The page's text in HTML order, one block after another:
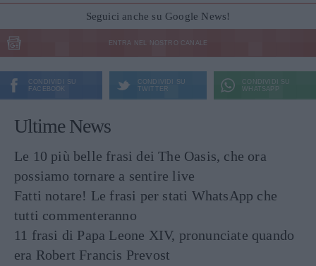
Seguici anche su Google News!
ENTRA NEL NOSTRO CANALE
CONDIVIDI SU
FACEBOOK
CONDIVIDI SU
TWITTER
CONDIVIDI SU
WHATSAPP
Ultime News
Le 10 più belle frasi dei The Oasis, che ora
possiamo tornare a sentire live
Fatti notare! Le frasi per stati WhatsApp che
tutti commenteranno
11 frasi di Papa Leone XIV, pronunciate quando
era Robert Francis Prevost